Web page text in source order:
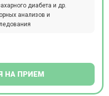
диабета и др.
анализов и
НА ПРИЕМ